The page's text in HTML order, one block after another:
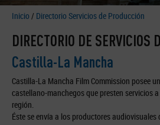
Inicio / Directorio Servicios de Producción
DIRECTORIO DE SERVICIOS
Castilla-La Mancha
Castilla-La Mancha Film Commission posee
castellano-manchegos que presten servicios
región.
Éste se envía a los productores audiovisuales